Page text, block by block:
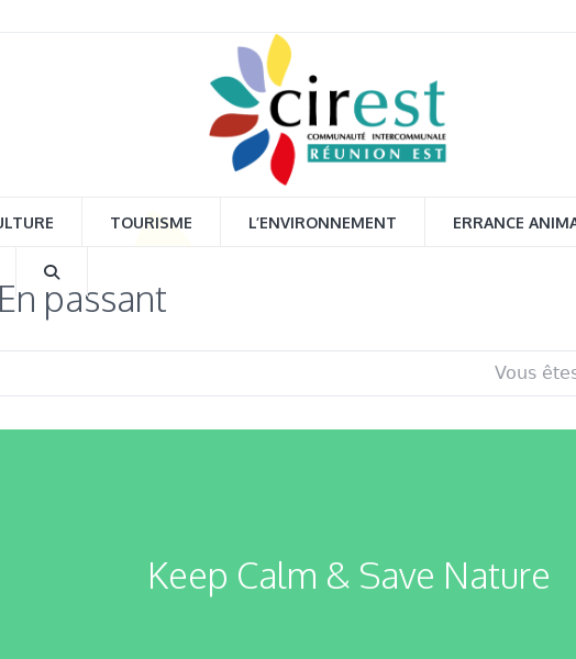
TOURISME L’ENVIRONNEMENT ERRANCE
passant
Vous
Keep Calm & Save Nature